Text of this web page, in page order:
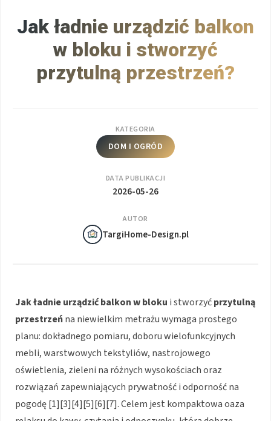
Jak ładnie urządzić balkon
w bloku i stworzyć
przytulną przestrzeń?
KATEGORIA
DOM I OGRÓD
DATA PUBLIKACJI
2026-05-26
AUTOR
TargiHome-Design.pl
Jak ładnie urządzić balkon w bloku i stworzyćprzytulną
przestrzeńna niewielkim metrażu wymaga prostego
planu: dokładnego pomiaru, doboru wielofunkcyjnych
mebli, warstwowych tekstyliów, nastrojowego
oświetlenia, zieleni na różnych wysokościach oraz
rozwiązań zapewniających prywatność i odporność na
pogodę [1][3][4][5][6][7]. Celem jest kompaktowa oaza